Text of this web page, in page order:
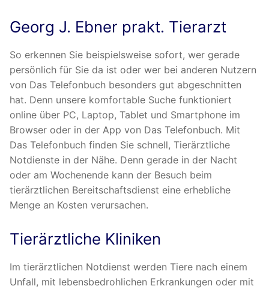
Georg J. Ebner prakt. Tierarzt
So erkennen Sie beispielsweise sofort, wer gerade
persönlich für Sie da ist oder wer bei anderen Nutzern
von Das Telefonbuch besonders gut abgeschnitten
hat. Denn unsere komfortable Suche funktioniert
online über PC, Laptop, Tablet und Smartphone im
Browser oder in der App von Das Telefonbuch. Mit
Das Telefonbuch finden Sie schnell, Tierärztliche
Notdienste in der Nähe. Denn gerade in der Nacht
oder am Wochenende kann der Besuch beim
tierärztlichen Bereitschaftsdienst eine erhebliche
Menge an Kosten verursachen.
Tierärztliche Kliniken
Im tierärztlichen Notdienst werden Tiere nach einem
Unfall, mit lebensbedrohlichen Erkrankungen oder mit